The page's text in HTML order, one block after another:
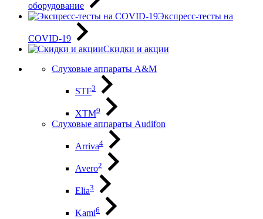
оборудование
Экспресс-тесты на
COVID-19
Скидки и акции
Слуховые аппараты A&M
STF3
XTM9
Слуховые аппараты Audifon
Arriva4
Avero2
Elia3
Kami6